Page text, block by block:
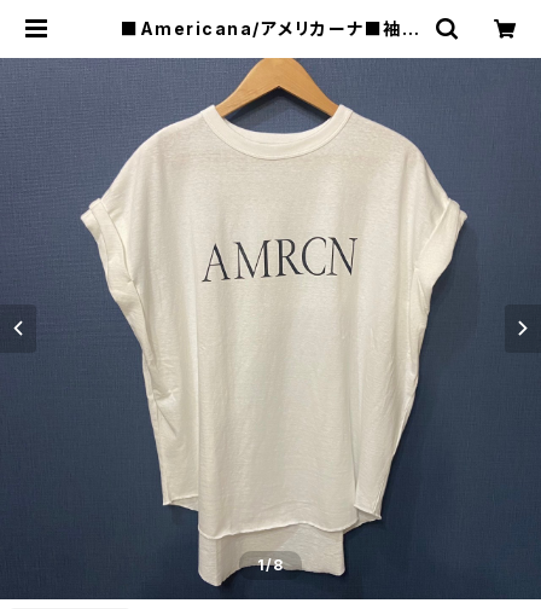
■Americana/アメリカーナ■袖ロ
RF-M-689A/2■ | raquel
1/8